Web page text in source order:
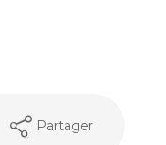
Partager